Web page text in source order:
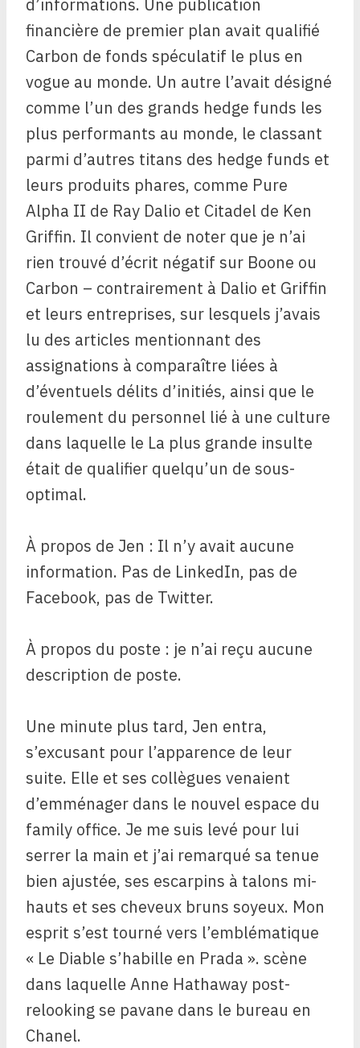
d’informations. Une publication
financière de premier plan avait qualifié
Carbon de fonds spéculatif le plus en
vogue au monde. Un autre l’avait désigné
comme l’un des grands hedge funds les
plus performants au monde, le classant
parmi d’autres titans des hedge funds et
leurs produits phares, comme Pure
Alpha II de Ray Dalio et Citadel de Ken
Griffin. Il convient de noter que je n’ai
rien trouvé d’écrit négatif sur Boone ou
Carbon – contrairement à Dalio et Griffin
et leurs entreprises, sur lesquels j’avais
lu des articles mentionnant des
assignations à comparaître liées à
d’éventuels délits d’initiés, ainsi que le
roulement du personnel lié à une culture
dans laquelle le La plus grande insulte
était de qualifier quelqu’un de sous-
optimal.
À propos de Jen : Il n’y avait aucune
information. Pas de LinkedIn, pas de
Facebook, pas de Twitter.
À propos du poste : je n’ai reçu aucune
description de poste.
Une minute plus tard, Jen entra,
s’excusant pour l’apparence de leur
suite. Elle et ses collègues venaient
d’emménager dans le nouvel espace du
family office. Je me suis levé pour lui
serrer la main et j’ai remarqué sa tenue
bien ajustée, ses escarpins à talons mi-
hauts et ses cheveux bruns soyeux. Mon
esprit s’est tourné vers l’emblématique
« Le Diable s’habille en Prada ». scène
dans laquelle Anne Hathaway post-
relooking se pavane dans le bureau en
Chanel.